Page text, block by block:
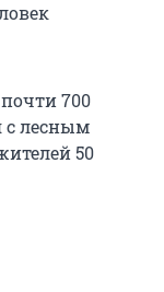
700
с лесным
50